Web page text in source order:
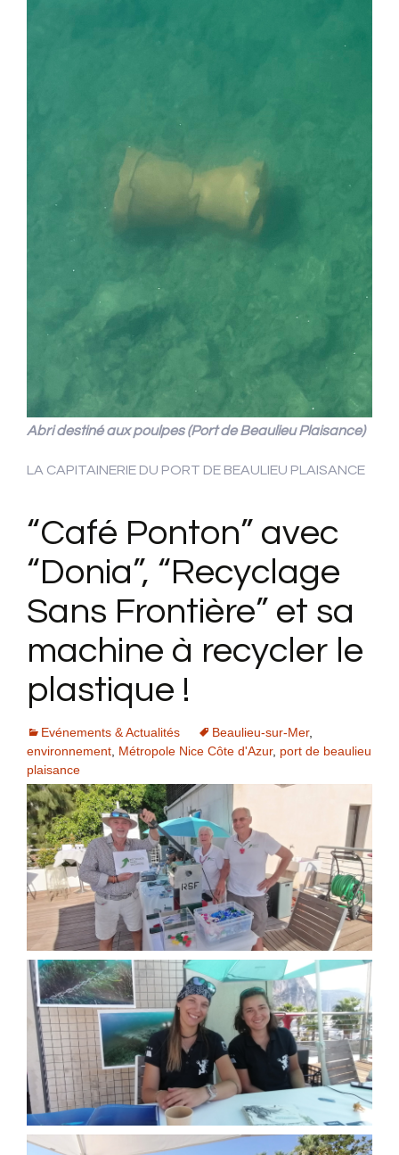
Abri destiné aux poulpes (Port de Beaulieu Plaisance)
LA CAPITAINERIE DU PORT DE BEAULIEU PLAISANCE
“Café Ponton” avec
“Donia”, “Recyclage
Sans Frontière” et sa
machine à recycler le
plastique !
Evénements & Actualités Beaulieu-sur-Mer,
environnement, Métropole Nice Côte d'Azur, port de beaulieu
plaisance